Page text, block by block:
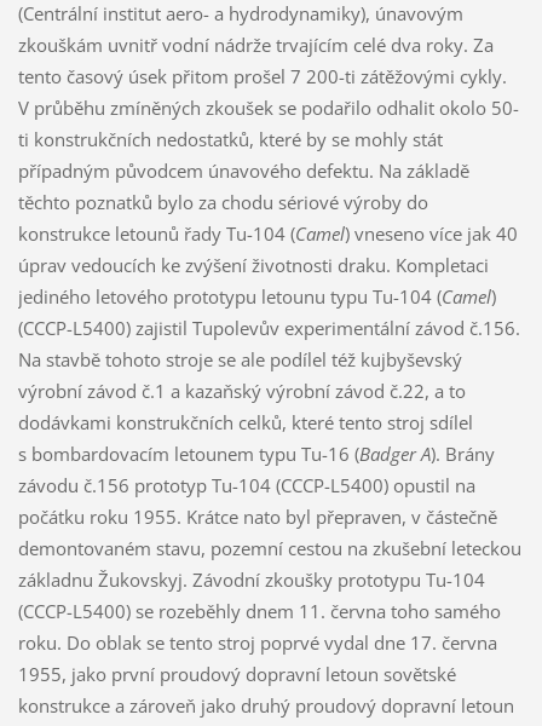
(Centrální institut aero- a hydrodynamiky), únavovým
zkouškám uvnitř vodní nádrže trvajícím celé dva roky. Za
tento časový úsek přitom prošel 7 200-ti zátěžovými cykly.
V průběhu zmíněných zkoušek se podařilo odhalit okolo 50-
ti konstrukčních nedostatků, které by se mohly stát
případným původcem únavového defektu. Na základě
těchto poznatků bylo za chodu sériové výroby do
konstrukce letounů řady Tu-104 (Camel) vneseno více jak 40
úprav vedoucích ke zvýšení životnosti draku. Kompletaci
jediného letového prototypu letounu typu Tu-104 (Camel)
(CCCP-L5400) zajistil Tupolevův experimentální závod č.156.
Na stavbě tohoto stroje se ale podílel též kujbyševský
výrobní závod č.1 a kazaňský výrobní závod č.22, a to
dodávkami konstrukčních celků, které tento stroj sdílel
s bombardovacím letounem typu Tu-16 (Badger A). Brány
závodu č.156 prototyp Tu-104 (CCCP-L5400) opustil na
počátku roku 1955. Krátce nato byl přepraven, v částečně
demontovaném stavu, pozemní cestou na zkušební leteckou
základnu Žukovskyj. Závodní zkoušky prototypu Tu-104
(CCCP-L5400) se rozeběhly dnem 11. června toho samého
roku. Do oblak se tento stroj poprvé vydal dne 17. června
1955, jako první proudový dopravní letoun sovětské
konstrukce a zároveň jako druhý proudový dopravní letoun